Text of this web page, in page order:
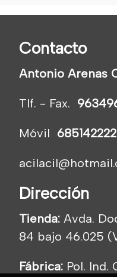
Contacto
Antonio Arenas
Tlf. - Fax.
Móvil 685142222
Dirección
Tienda: Avda.
84 bajo 46.025
Fábrica: Pol. Ind.